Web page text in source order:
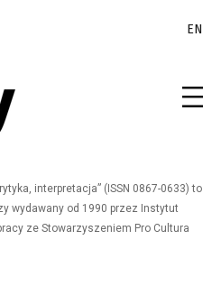
EN
interpretacja” (ISSN 0867-0633) to
wydawany od 1990 przez Instytut
ze Stowarzyszeniem Pro Cultura